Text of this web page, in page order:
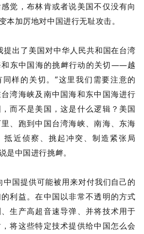
觉，布林肯或者说美国不仅没有向
本加厉地对中国进行无耻攻击。
提出了美国对中华人民共和国在台湾
和东中国海的挑衅行动的关切——越
样的关切。”这里我们需要注意的
湾海峡及南中国海和东中国海进行
而不是美国，这是什么逻辑？美国
、跑到中国台湾海峡、南海、东海
抵近侦察、挑起冲突、制造紧张局
是中国进行挑衅。
中国提供可能被用来对付我们自己的
利益。在中国以非常不透明的方式
生产高超音速导弹、并将技术用于
将这些特定技术提供给中国怎么会